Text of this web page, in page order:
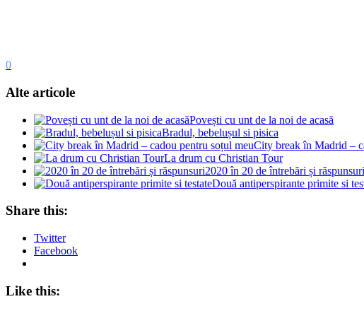
0
Alte articole
Povești cu unt de la noi de acasă
Bradul, bebelușul si pisica
City break în Madrid –
La drum cu Christian Tour
2020 în 20 de întrebări și răspunsuri
Două antiperspirante primite si
Share this:
Twitter
Facebook
Like this: